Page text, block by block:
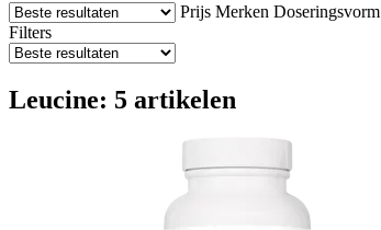
Prijs Merken Doseringsvorm
Filters
Leucine: 5 artikelen